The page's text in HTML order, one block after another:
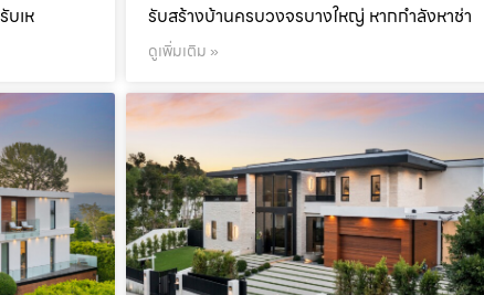
บเห รับสร้างบ้านครบวงจรบางใหญ่ หากกำลังหาช่า
ดูเพิ่มเติม »